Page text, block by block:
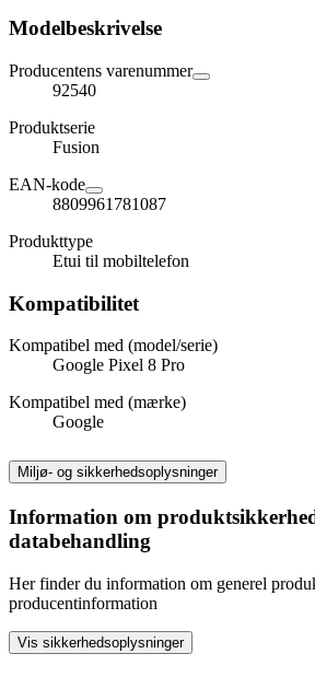
Modelbeskrivelse
Producentens varenummer
92540
Produktserie
Fusion
EAN-kode
8809961781087
Produkttype
Etui til mobiltelefon
Kompatibilitet
Kompatibel med (model/serie)
Google Pixel 8 Pro
Kompatibel med (mærke)
Google
Miljø- og sikkerhedsoplysninger
Information om
databehandling
Her finder du information om generel
producentinformation
Vis sikkerhedsoplysninger